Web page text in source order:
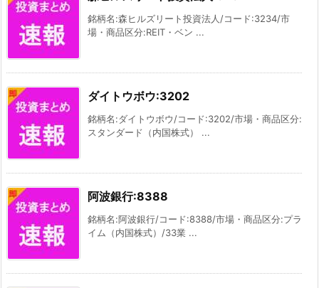
銘柄名:森ヒルズリート投資法人/コード:3234/市
場・商品区分:REIT・ベン ...
ダイトウボウ:3202
銘柄名:ダイトウボウ/コード:3202/市場・商品区分:
スタンダード（内国株式） ...
阿波銀行:8388
銘柄名:阿波銀行/コード:8388/市場・商品区分:プラ
イム（内国株式）/33業 ...